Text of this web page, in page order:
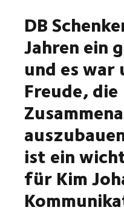
DB
Jahren ein
und es war
Freude, die
ist ein
für Kim